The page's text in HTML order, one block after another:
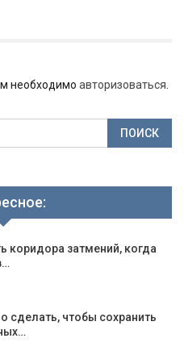
необходимо авторизоваться
коридора затмений, когда
сделать, чтобы сохранить